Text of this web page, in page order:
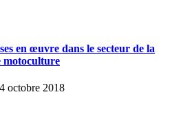
en œuvre dans le secteur de la
motoculture
octobre 2018